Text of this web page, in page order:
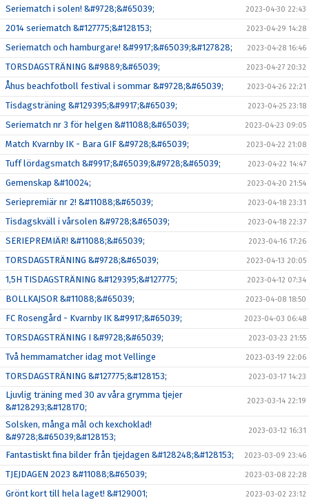
Seriematch i solen! &#9728;&#65039; 2023-04-30 22:43
2014 seriematch &#127775;&#128153; 2023-04-29 14:28
Seriematch och hamburgare! &#9917;&#65039;&#127828; 2023-04-28 16:46
TORSDAGSTRÄNING &#9889;&#65039; 2023-04-27 20:32
Åhus beachfotboll festival i sommar &#9728;&#65039; 2023-04-26 22:21
Tisdagsträning &#129395;&#9917;&#65039; 2023-04-25 23:18
Seriematch nr 3 för helgen &#11088;&#65039; 2023-04-23 09:05
Match Kvarnby IK - Bara GIF &#9728;&#65039; 2023-04-22 21:08
Tuff lördagsmatch &#9917;&#65039;&#9728;&#65039; 2023-04-22 14:47
Gemenskap &#10024; 2023-04-20 21:54
Seriepremiär nr 2! &#11088;&#65039; 2023-04-18 23:31
Tisdagskväll i vårsolen &#9728;&#65039; 2023-04-18 22:37
SERIEPREMIÄR! &#11088;&#65039; 2023-04-16 17:26
TORSDAGSTRÄNING &#9728;&#65039; 2023-04-13 20:05
1,5H TISDAGSTRÄNING &#129395;&#127775; 2023-04-12 07:34
BOLLKAJSOR &#11088;&#65039; 2023-04-08 18:50
FC Rosengård - Kvarnby IK &#9917;&#65039; 2023-04-03 06:48
TORSDAGSTRÄNING I &#9728;&#65039; 2023-03-23 21:55
Två hemmamatcher idag mot Vellinge 2023-03-19 22:06
TORSDAGSTRÄNING &#127775;&#128153; 2023-03-17 14:23
Ljuvlig träning med 30 av våra grymma tjejer
&#128293;&#128170;
2023-03-14 22:19
Solsken, många mål och kexchoklad!
&#9728;&#65039;&#128153;
2023-03-12 16:31
Fantastiskt fina bilder från tjejdagen &#128248;&#128153; 2023-03-09 23:46
TJEJDAGEN 2023 &#11088;&#65039; 2023-03-08 22:28
Grönt kort till hela laget! &#129001; 2023-03-02 23:12